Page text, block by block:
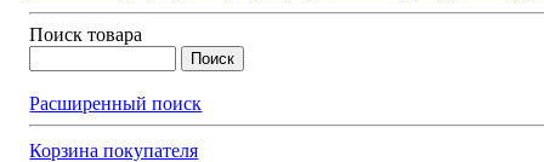
Поиск товара
Расширенный поиск
Корзина покупателя